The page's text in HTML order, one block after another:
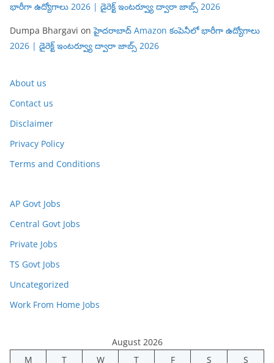
భారీగా ఉద్యోగాలు 2026 | డైరెక్ట్ ఇంటర్వ్యూ ద్వారా జాబ్స్ 2026
Dumpa Bhargavi onహైదరాబాద్ Amazon కంపెనీలో భారీగా ఉద్యోగాలు
2026 | డైరెక్ట్ ఇంటర్వ్యూ ద్వారా జాబ్స్ 2026
About us
Contact us
Disclaimer
Privacy Policy
Terms and Conditions
AP Govt Jobs
Central Govt Jobs
Private Jobs
TS Govt Jobs
Uncategorized
Work From Home Jobs
August 2026
M
T W T F S S